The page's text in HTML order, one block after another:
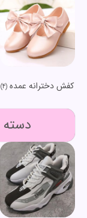
کفش دخترانه عمده (4)